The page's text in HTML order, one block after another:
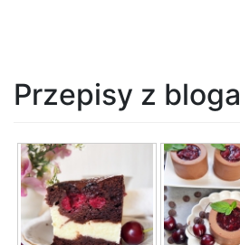
Przepisy z bloga